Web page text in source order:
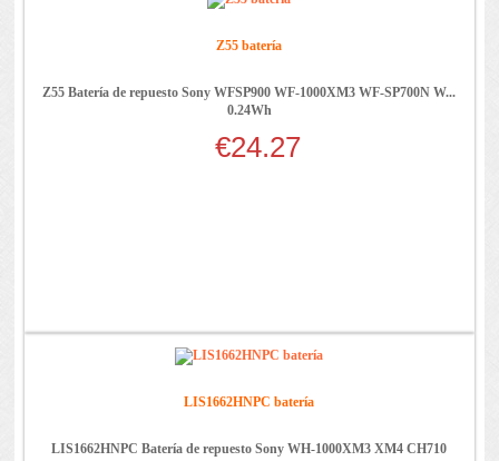
Z55 batería
Z55 Batería de repuesto Sony WFSP900 WF-1000XM3 WF-SP700N W...
0.24Wh
€24.27
LIS1662HNPC batería
LIS1662HNPC Batería de repuesto Sony WH-1000XM3 XM4 CH710